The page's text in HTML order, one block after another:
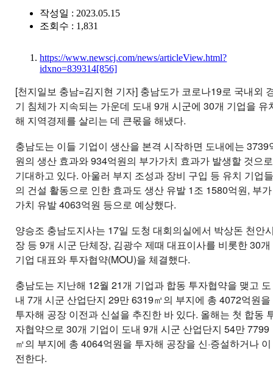
작성일 : 2023.05.15
조회수 : 1,831
https://www.newscj.com/news/articleView.html?
idxno=839314[856]
[천지일보 충남=김지현 기자] 충남도가 코로나19로 국내외
기 침체가 지속되는 가운데 도내 9개 시군에 30개 기업을 유
해 지역경제를 살리는 데 큰몫을 해냈다.
충남도는 이들 기업이 생산을 본격 시작하면 도내에는 3739
원의 생산 효과와 934억원의 부가가치 효과가 발생할 것으로
기대하고 있다. 아울러 부지 조성과 장비 구입 등 유치 기업
의 건설 활동으로 인한 효과도 생산 유발 1조 1580억원, 부가
가치 유발 4063억원 등으로 예상했다.
양승조 충남도지사는 17일 도청 대회의실에서 박상돈 천안
장 등 9개 시군 단체장, 김광수 제때 대표이사를 비롯한 30개
기업 대표와 투자협약(MOU)을 체결했다.
충남도는 지난해 12월 21개 기업과 합동 투자협약을 맺고 도
내 7개 시군 산업단지 29만 6319㎡의 부지에 총 4072억원을
투자해 공장 이전과 신설을 추진한 바 있다. 올해는 첫 합동
자협약으로 30개 기업이 도내 9개 시군 산업단지 54만 7799
㎡의 부지에 총 4064억원을 투자해 공장을 신·증설하거나 이
전한다.